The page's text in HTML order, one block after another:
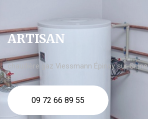
ARTISAN
chaudière gaz Viessmann Épinay sur Seine
09 72 66 89 55